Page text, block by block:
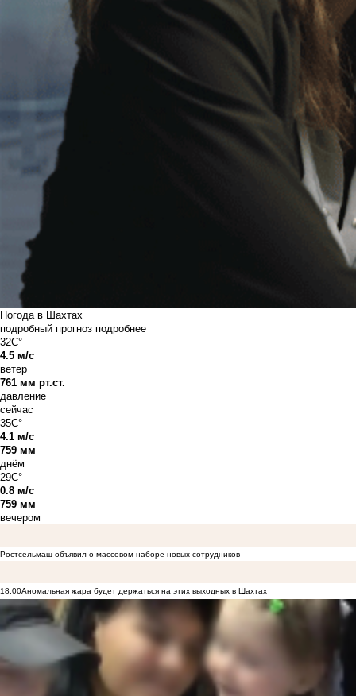
Погода в Шахтах
подробный прогноз подробнее
32C°
4.5 м/с
ветер
761 мм рт.ст.
давление
сейчас
35C°
4.1 м/с
759 мм
днём
29C°
0.8 м/с
759 мм
вечером
Ростсельмаш объявил о массовом наборе новых сотрудников
18:00Аномальная жара будет держаться на этих выходных в Шахтах